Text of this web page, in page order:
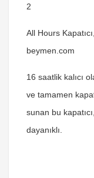
2
All Hours
beymen.com
16 saatlik kalıcı
ve tamamen
sunan bu
dayanıklı.